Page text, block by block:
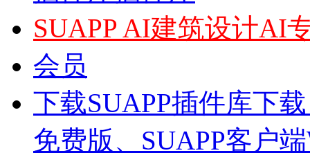
SUAPP AI建筑设计AI
会员
下载SUAPP插件库下
免费版、SUAPP客户